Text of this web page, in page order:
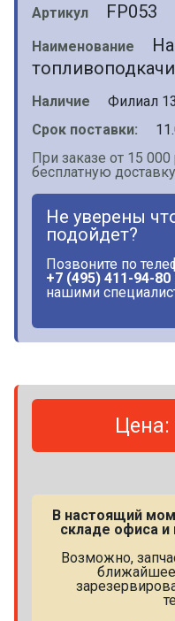
Артикул FP053
Наименование
Наличие
Филиал
Срок поставки:
При заказе от 15
бесплатную
Не уверены
подойдет?
Позвоните по
+7 (495) 411-94-80
нашими
Цена:
В настоящий
складе офиса и
Возможно,